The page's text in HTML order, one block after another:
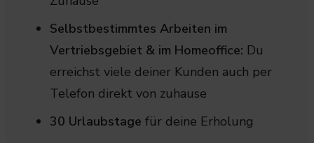
Selbstbestimmtes Arbeiten im
Vertriebsgebiet & im Homeoffice: Du
erreichst viele deiner Kunden auch per
Telefon direkt von zuhause
30 Urlaubstage für deine Erholung